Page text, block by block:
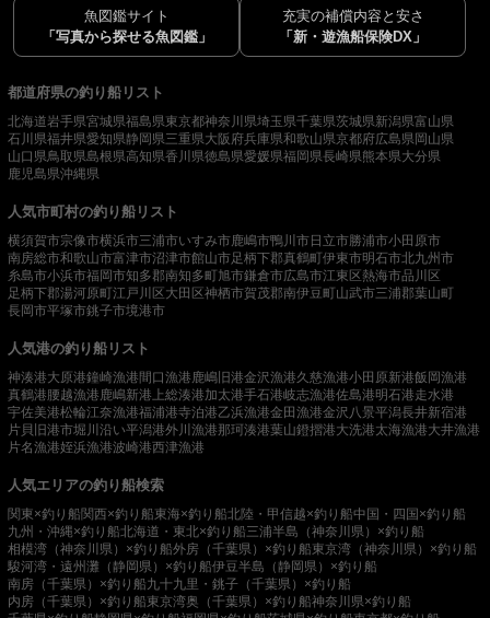
魚図鑑サイト
「写真から探せる魚図鑑」
充実の補償内容と安さ
「新・遊漁船保険DX」
都道府県の釣り船リスト
北海道岩手県宮城県福島県東京都神奈川県埼玉県千葉県茨城県新潟県富山県
石川県福井県愛知県静岡県三重県大阪府兵庫県和歌山県京都府広島県岡山県
山口県鳥取県島根県高知県香川県徳島県愛媛県福岡県長崎県熊本県大分県
鹿児島県沖縄県
人気市町村の釣り船リスト
横須賀市宗像市横浜市三浦市いすみ市鹿嶋市鴨川市日立市勝浦市小田原市
南房総市和歌山市富津市沼津市館山市足柄下郡真鶴町伊東市明石市北九州市
糸島市小浜市福岡市知多郡南知多町旭市鎌倉市広島市江東区熱海市品川区
足柄下郡湯河原町江戸川区大田区神栖市賀茂郡南伊豆町山武市三浦郡葉山町
長岡市平塚市銚子市境港市
人気港の釣り船リスト
神湊港大原港鐘崎漁港間口漁港 鹿嶋旧港金沢漁港久慈漁港小田原新港飯岡漁港
真鶴港腰越漁港 鹿嶋新港 上総湊港加太港手石港岐志漁港佐島港明石港走水港
宇佐美港松輪江奈漁港福浦港寺泊港乙浜漁港金田漁港金沢八景平潟長井新宿港
片貝旧港市堀川沿い平潟港外川漁港那珂湊港葉山鐙摺港大洗港太海漁港大井漁港
片名漁港姪浜漁港波崎港西津漁港
人気エリアの釣り船検索
関東×釣り船関西×釣り船東海×釣り船北陸・甲信越×釣り船中国・四国×釣り船
九州・沖縄×釣り船北海道・東北×釣り船三浦半島（神奈川県）×釣り船
相模湾（神奈川県）×釣り船外房（千葉県）×釣り船東京湾（神奈川県）×釣り船
駿河湾・遠州灘（静岡県）×釣り船伊豆半島（静岡県）×釣り船
南房（千葉県）×釣り船九十九里・銚子（千葉県）×釣り船
内房（千葉県）×釣り船東京湾奥（千葉県）×釣り船神奈川県×釣り船